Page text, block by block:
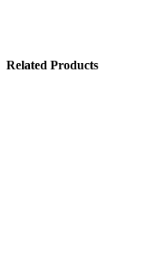
Related Products